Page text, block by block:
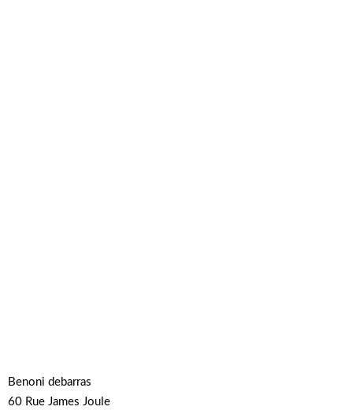
Benoni debarras
60 Rue James Joule